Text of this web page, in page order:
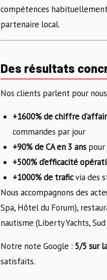
compétences habituellement
partenaire local.
Des résultats
Nos clients parlent pour
+1600% de chiffre
commandes par jour
+90% de CA en 3 ans pour
+500% d’efficacité
+1000% de traficvia des
Nous accompagnons des
Spa, Hôtel du Forum),
nautisme (Liberty Yachts,
Notre note Google : 5/5 sur
satisfaits.